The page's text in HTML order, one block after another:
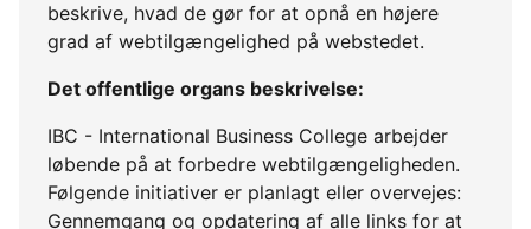
beskrive, hvad de gør for at opnå en højere
grad af webtilgængelighed på webstedet.
Det offentlige organs beskrivelse:
IBC - International Business College arbejder
løbende på at forbedre webtilgængeligheden.
Følgende initiativer er planlagt eller overvejes:
Gennemgang og opdatering af alle links for at